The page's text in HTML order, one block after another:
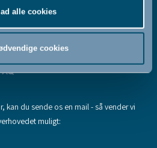
alle cookies
cookies
søgte, eller har du flere spørgsmål til
kan du sende os en mail - så vender vi
muligt: